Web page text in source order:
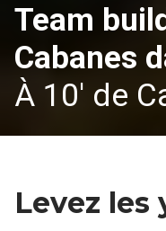
Team
Cabanes
À 10' de
Levez les